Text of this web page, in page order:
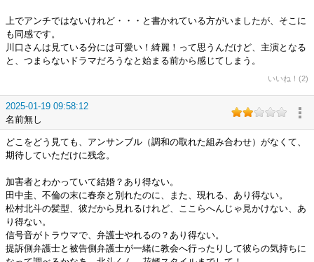
上でアンチではないけれど・・・と書かれている方がいましたが、そこに
も同感です。
川口さんは見ている分には可愛い！綺麗！って思うんだけど、主演となる
と、つまらないドラマだろうなと始まる前から感じてしまう。
いいね！(2)
2025-01-19 09:58:12
名前無し
どこをどう見ても、アンサンブル（調和の取れた組み合わせ）がなくて、
期待していただけに残念。
加害者とわかっていて結婚？あり得ない。
田中圭、不倫の末に春奈と別れたのに、また、現れる、あり得ない。
松村北斗の髪型、彼だから見れるけれど、ここらへんじゃ見かけない、あ
り得ない。
信号音がトラウマで、弁護士やれるの？あり得ない。
提訴側弁護士と被告側弁護士が一緒に教会へ行ったりして彼らの気持ちに